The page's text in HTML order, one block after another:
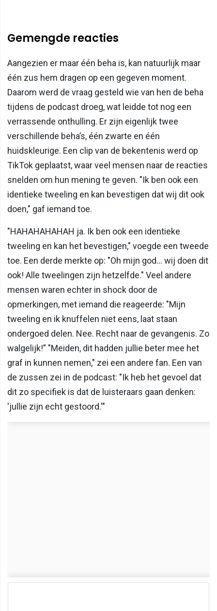
Gemengde reacties
Aangezien er maar één beha is, kan natuurlijk maar
één zus hem dragen op een gegeven moment.
Daarom werd de vraag gesteld wie van hen de beha
tijdens de podcast droeg, wat leidde tot nog een
verrassende onthulling. Er zijn eigenlijk twee
verschillende beha’s, één zwarte en één
huidskleurige. Een clip van de bekentenis werd op
TikTok geplaatst, waar veel mensen naar de reacties
snelden om hun mening te geven. "Ik ben ook een
identieke tweeling en kan bevestigen dat wij dit ook
doen," gaf iemand toe.
"HAHAHAHAHAH ja. Ik ben ook een identieke
tweeling en kan het bevestigen," voegde een tweede
toe. Een derde merkte op: "Oh mijn god… wij doen dit
ook! Alle tweelingen zijn hetzelfde." Veel andere
mensen waren echter in shock door de
opmerkingen, met iemand die reageerde: "Mijn
tweeling en ik knuffelen niet eens, laat staan
ondergoed delen. Nee. Recht naar de gevangenis. Zo
walgelijk!” "Meiden, dit hadden jullie beter mee het
graf in kunnen nemen," zei een andere fan. Een van
de zussen zei in de podcast: "Ik heb het gevoel dat
dit zo specifiek is dat de luisteraars gaan denken:
'jullie zijn echt gestoord.'"